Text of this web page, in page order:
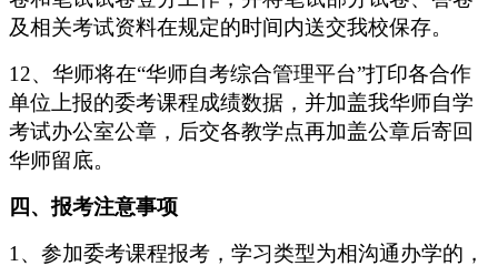
及相关考试资料在规定的时间内送交我校保存。
12、 华师将在“华师自考综合管理平台”打印各合作
单位上报的委考课程成绩数据，并加盖我华师自学
考试办公室公章，后交各教学点再加盖公章后寄回
华师留底。
四、报考注意事项
1、参加委考课程报考，学习类型为相沟通办学的，